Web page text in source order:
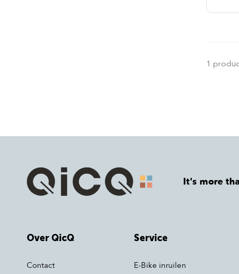
1
It's more
Over QicQ
Contact
Service
E-Bike inruilen